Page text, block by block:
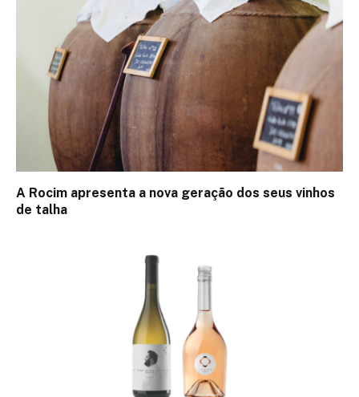
A Rocim apresenta a nova geração dos seus vinhos
de talha